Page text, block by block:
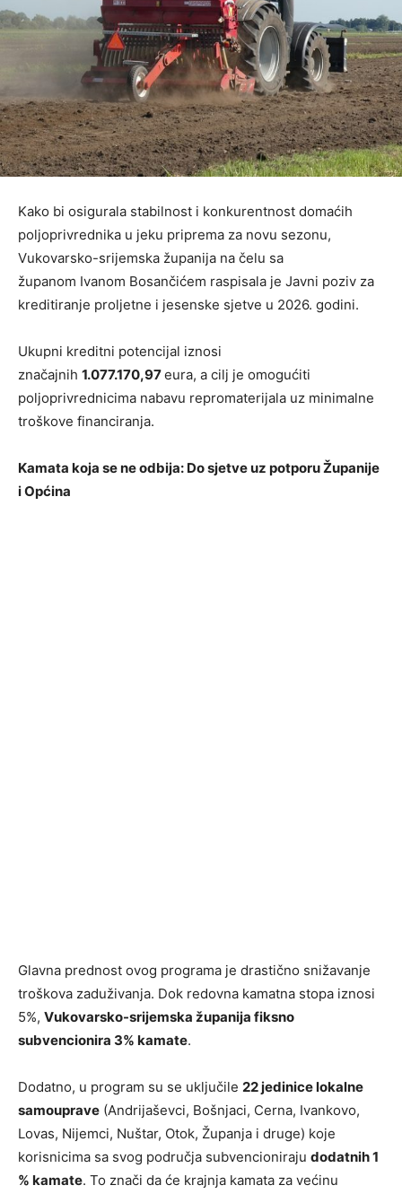
Kako bi osigurala stabilnost i konkurentnost domaćih
poljoprivrednika u jeku priprema za novu sezonu,
Vukovarsko-srijemska županija na čelu sa
županom Ivanom Bosančićem raspisala je Javni poziv za
kreditiranje proljetne i jesenske sjetve u 2026. godini.
Ukupni kreditni potencijal iznosi
značajnih 1.077.170,97eura, a cilj je omogućiti
poljoprivrednicima nabavu repromaterijala uz minimalne
troškove financiranja.
Kamata koja se ne odbija: Do sjetve uz potporu Županije
i Općina
Glavna prednost ovog programa je drastično snižavanje
troškova zaduživanja. Dok redovna kamatna stopa iznosi
5%, Vukovarsko-srijemska županija fiksno
subvencionira 3% kamate.
Dodatno, u program su se uključile 22 jedinice lokalne
samouprave (Andrijaševci, Bošnjaci, Cerna, Ivankovo,
Lovas, Nijemci, Nuštar, Otok, Županja i druge) koje
korisnicima sa svog područja subvencioniraju dodatnih 1
% kamate. To znači da će krajnja kamata za većinu